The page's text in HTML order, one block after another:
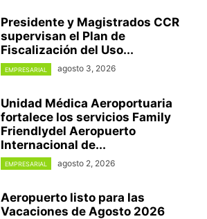
Presidente y Magistrados CCR
supervisan el Plan de
Fiscalización del Uso...
EMPRESARIAL agosto 3, 2026
Unidad Médica Aeroportuaria
fortalece los servicios Family
Friendlydel Aeropuerto
Internacional de...
EMPRESARIAL agosto 2, 2026
Aeropuerto listo para las
Vacaciones de Agosto 2026